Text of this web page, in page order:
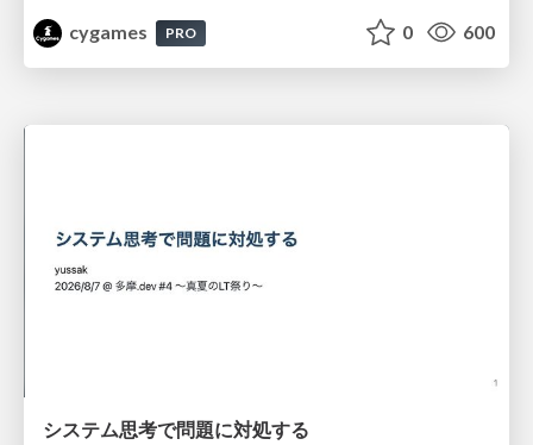
cygames PRO 0 600
システム思考で問題に対処する